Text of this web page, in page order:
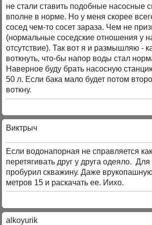
не стали ставить подобные насосные
вполне в норме. Но у меня скорее
сосед чем-то сосет зараза. Чем не
(нормальные соседские отношения у
отсутствие). Так вот я и размышляю -
воткнуть, что-бы напор воды стал
Наверное буду брать насосную
50 л. Если бака мало будет потом
воткну.
Виктрыч
Если водонапорная не справляется
перетягивать друг у друга одеяло.
пробурил скважину. Даже
метров 15 и раскачать ее. Иихо.
alkoyurik